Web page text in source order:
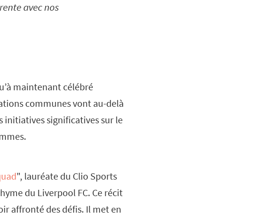
avec nos
maintenant célébré
communes vont au-delà
initiatives significatives sur le
", lauréate du Clio Sports
du Liverpool FC. Ce récit
affronté des défis. Il met en